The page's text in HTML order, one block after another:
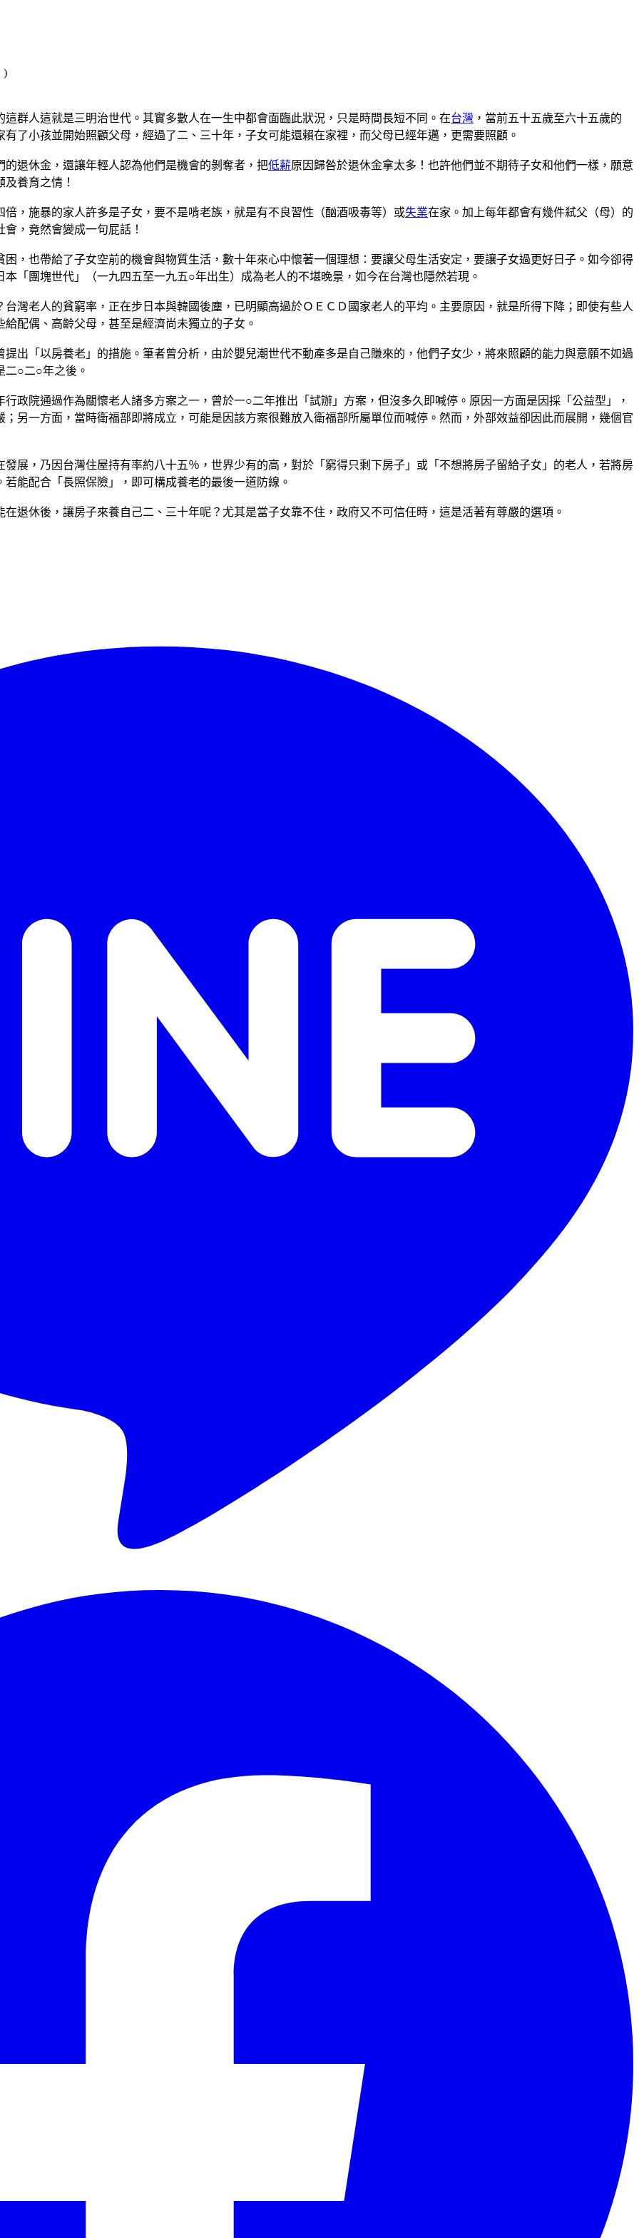
群人這就是三明治世代。其實多數人在一生中都會面臨此狀況，只是時間長短不同。在台灣 ，當前五十五歲至六十五歲的
了小孩並開始照顧父母，經過了二、三十年，子女可能還賴在家裡，而父母已經年邁，更需要照顧。
退休金，還讓年輕人認為他們是機會的剝奪者，把低薪原因歸咎於退休金拿太多！也許他們並不期待子女和他們一樣，願意
養育之情！
，施暴的家人許多是子女，要不是啃老族，就是有不良習性（酗酒吸毒等）或失業在家。加上每年都會有幾件弒父（母）的
，竟然會變成一句屁話！
，也帶給了子女空前的機會與物質生活，數十年來心中懷著一個理想：要讓父母生活安定，要讓子女過更好日子。如今卻得
「團塊世代」（一九四五至一九五○年出生）成為老人的不堪晚景，如今在台灣也隱然若現。
灣老人的貧窮率，正在步日本與韓國後塵，已明顯高過於ＯＥＣＤ國家老人的平均。主要原因，就是所得下降；即使有些人
配偶、高齡父母，甚至是經濟尚未獨立的子女。
出「以房養老」的措施。筆者曾分析，由於嬰兒潮世代不動產多是自己賺來的，他們子女少，將來照顧的能力與意願不如過
二○二○年之後。
政院通過作為關懷老人諸多方案之一，曾於一○二年推出「試辦」方案，但沒多久即喊停。原因一方面是因採「公益型」，
另一方面，當時衛福部即將成立，可能是因該方案很難放入衛福部所屬單位而喊停。然而，外部效益卻因此而展開，幾個官
展，乃因台灣住屋持有率約八十五％，世界少有的高，對於「窮得只剩下房子」或「不想將房子留給子女」的老人，若將房
能配合「長照保險」，即可構成養老的最後一道防線。
退休後，讓房子來養自己二、三十年呢？尤其是當子女靠不住，政府又不可信任時，這是活著有尊嚴的選項。